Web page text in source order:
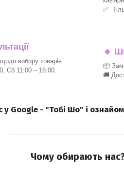
✅
вибору товарів.
Сб 11:00 – 16:00.
🔹
📦
🚚
у Google - "Тобі Шо" і
Чому обирають